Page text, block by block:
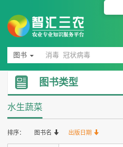
图书
图书类型
水生蔬菜
排序： 图书名 出版日期